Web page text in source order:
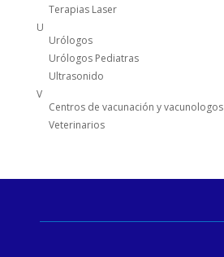
Terapias Laser
U
Urólogos
Urólogos Pediatras
Ultrasonido
V
Centros de vacunación y vacunologos
Veterinarios